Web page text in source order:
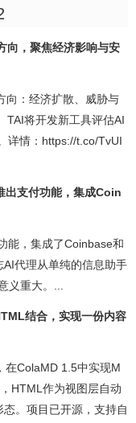
，聚焦经济影响与安
向：经济扩散、威胁与
TAI将开发新工具评估AI
详情：https://t.co/TvUI
支付功能，集成Coin
能，集成了Coinbase和
代理从单纯的信息助手
义重大。...
结合，实现一份内容
在ColaMD 1.5中实现M
HTML作为视图层自动
。项目已开源，支持自